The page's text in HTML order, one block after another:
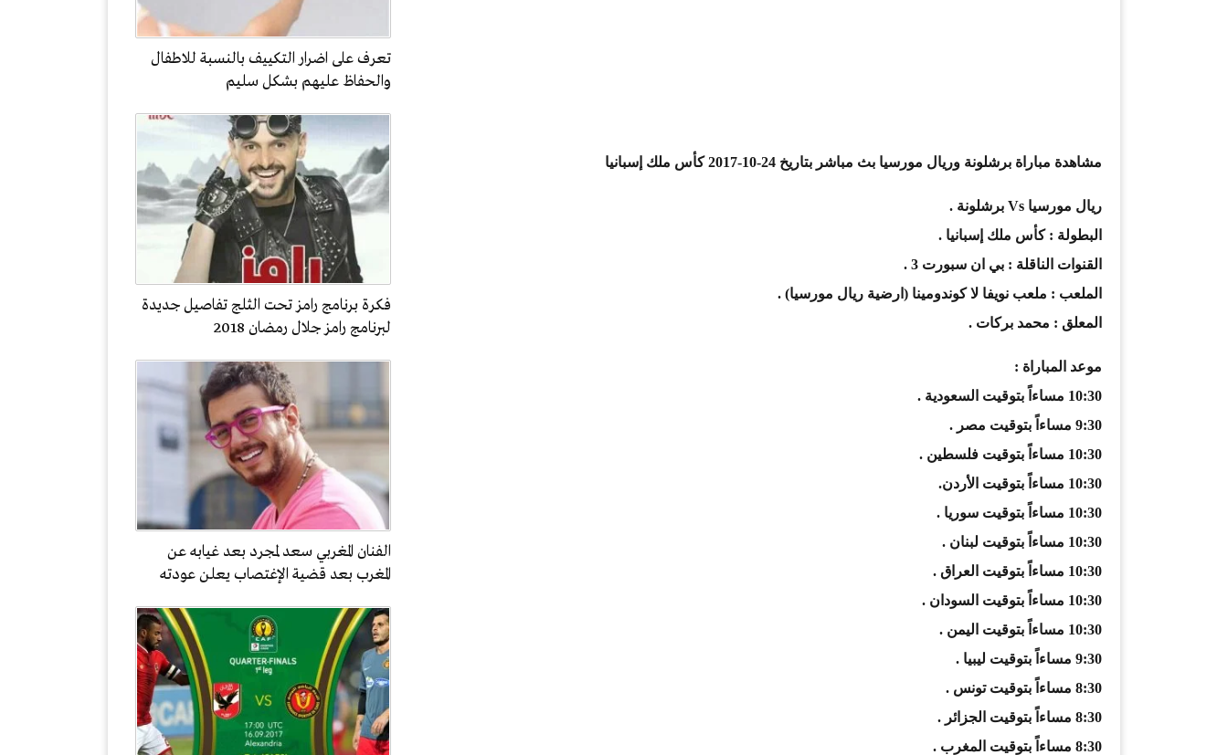
تعرف على اضرار التكييف بالنسبة للاطفال
والحفاظ عليهم بشكل سليم
فكرة برنامج رامز تحت الثلج تفاصيل جديدة
لبرنامج رامز جلال رمضان 2018
الفنان المغربي سعد لمجرد بعد غيابه عن
المغرب بعد قضية الإغتصاب يعلن عودته
مشاهدة مباراة برشلونة وريال مورسيا بث مباشر بتاريخ 24-10-2017 كأس ملك إسبانيا
ريال مورسيا Vs برشلونة .
البطولة : كأس ملك إسبانيا .
القنوات الناقلة : بي ان سبورت 3 .
الملعب : ملعب نويفا لا كوندومينا (ارضية ريال مورسيا) .
المعلق : محمد بركات .
موعد المباراة :
10:30 مساءاً بتوقيت السعودية .
9:30 مساءاً بتوقيت مصر .
10:30 مساءاً بتوقيت فلسطين .
10:30 مساءاً بتوقيت الأردن.
10:30 مساءاً بتوقيت سوريا .
10:30 مساءاً بتوقيت لبنان .
10:30 مساءاً بتوقيت العراق .
10:30 مساءاً بتوقيت السودان .
10:30 مساءاً بتوقيت اليمن .
9:30 مساءاً بتوقيت ليبيا .
8:30 مساءاً بتوقيت تونس .
8:30 مساءاً بتوقيت الجزائر .
8:30 مساءاً بتوقيت المغرب .